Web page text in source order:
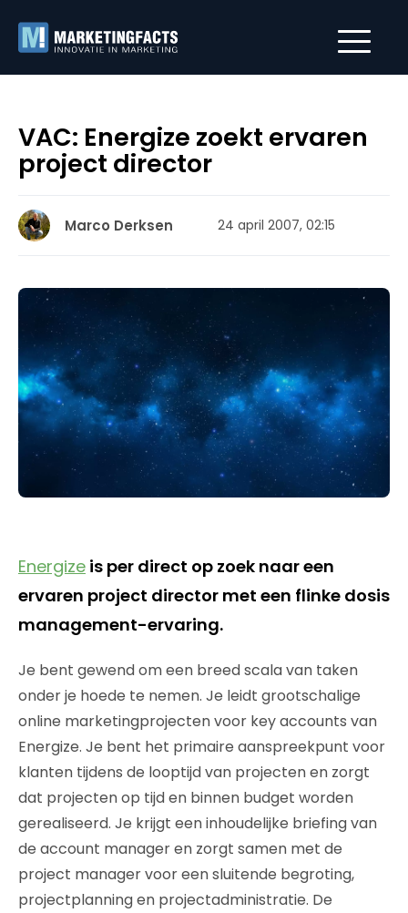
VAC: Energize zoekt ervaren
project director
Marco Derksen 24 april 2007, 02:15
Energize is per direct op zoek naar een
ervaren project director met een flinke dosis
management-ervaring.
Je bent gewend om een breed scala van taken
onder je hoede te nemen. Je leidt grootschalige
online marketingprojecten voor key accounts van
Energize. Je bent het primaire aanspreekpunt voor
klanten tijdens de looptijd van projecten en zorgt
dat projecten op tijd en binnen budget worden
gerealiseerd. Je krijgt een inhoudelijke briefing van
de account manager en zorgt samen met de
project manager voor een sluitende begroting,
projectplanning en projectadministratie. De